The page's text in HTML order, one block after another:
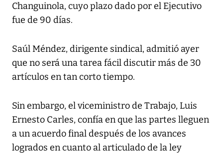
Changuinola, cuyo plazo dado por el Ejecutivo
fue de 90 días.
Saúl Méndez, dirigente sindical, admitió ayer
que no será una tarea fácil discutir más de 30
artículos en tan corto tiempo.
Sin embargo, el viceministro de Trabajo, Luis
Ernesto Carles, confía en que las partes lleguen
a un acuerdo final después de los avances
logrados en cuanto al articulado de la ley